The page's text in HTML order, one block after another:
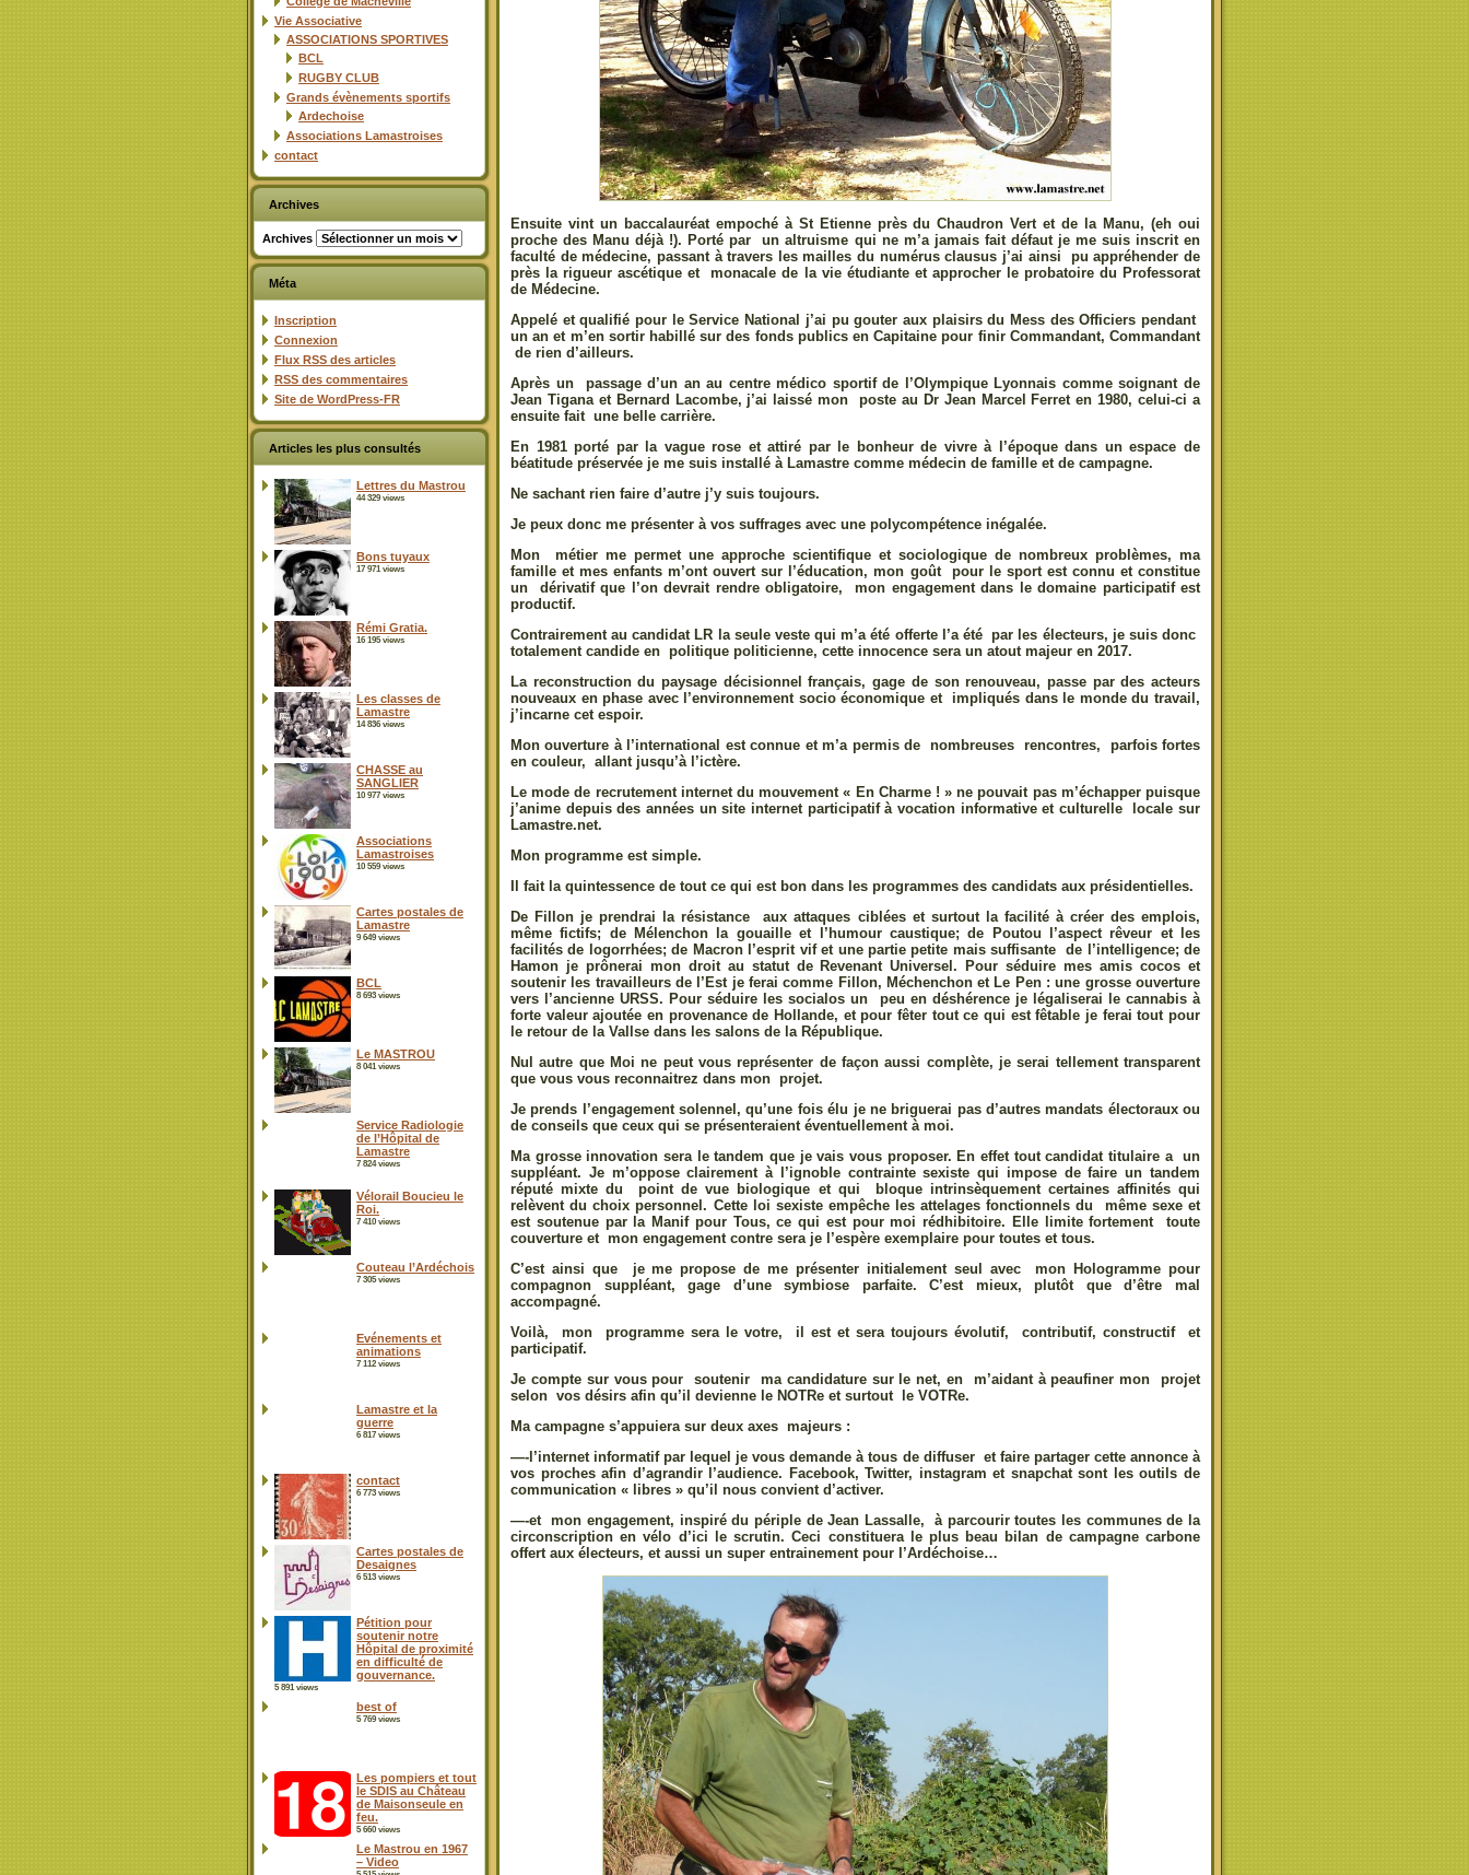
Vie Associative
ASSOCIATIONS SPORTIVES
BCL
RUGBY CLUB
Grands évènements sportifs
Ardechoise
Associations Lamastroises
contact
Archives
Archives
Méta
Inscription
Connexion
Flux RSS des articles
RSS des commentaires
Site de WordPress-FR
Articles les plus consultés
Lettres du Mastrou
44 329 views
Bons tuyaux
17 971 views
Rémi Gratia.
16 195 views
Les classes de
Lamastre
14 836 views
CHASSE au
SANGLIER
10 977 views
Associations
Lamastroises
10 559 views
Cartes postales de
Lamastre
9 649 views
BCL
8 693 views
Le MASTROU
8 041 views
Service Radiologie
de l’Hôpital de
Lamastre
7 824 views
Vélorail Boucieu le
Roi.
7 410 views
Couteau l’Ardéchois
7 305 views
Evénements et
animations
7 112 views
Lamastre et la
guerre
6 817 views
contact
6 773 views
Cartes postales de
Desaignes
6 513 views
Pétition pour
soutenir notre
Hôpital de proximité
en difficulté de
gouvernance.
5 891 views
best of
5 769 views
Les pompiers et tout
le SDIS au Château
de Maisonseule en
feu.
5 660 views
Le Mastrou en 1967
– Video
Ensuite vint un baccalauréat empoché à St Etienne près du Chaudron Vert et de la Manu, (eh oui
proche des Manu déjà !). Porté par un altruisme qui ne m’a jamais fait défaut je me suis inscrit en
faculté de médecine, passant à travers les mailles du numérus clausus j’ai ainsi pu appréhender de
près la rigueur ascétique et monacale de la vie étudiante et approcher le probatoire du Professorat
de Médecine.
Appelé et qualifié pour le Service National j’ai pu gouter aux plaisirs du Mess des Officiers pendant
un an et m’en sortir habillé sur des fonds publics en Capitaine pour finir Commandant, Commandant
de rien d’ailleurs.
Après un passage d’un an au centre médico sportif de l’Olympique Lyonnais comme soignant de
Jean Tigana et Bernard Lacombe, j’ai laissé mon poste au Dr Jean Marcel Ferret en 1980, celui-ci a
ensuite fait une belle carrière.
En 1981 porté par la vague rose et attiré par le bonheur de vivre à l’époque dans un espace de
béatitude préservée je me suis installé à Lamastre comme médecin de famille et de campagne.
Ne sachant rien faire d’autre j’y suis toujours.
Je peux donc me présenter à vos suffrages avec une polycompétence inégalée.
Mon métier me permet une approche scientifique et sociologique de nombreux problèmes, ma
famille et mes enfants m’ont ouvert sur l’éducation, mon goût pour le sport est connu et constitue
un dérivatif que l’on devrait rendre obligatoire, mon engagement dans le domaine participatif est
productif.
Contrairement au candidat LR la seule veste qui m’a été offerte l’a été par les électeurs, je suis donc
totalement candide en politique politicienne, cette innocence sera un atout majeur en 2017.
La reconstruction du paysage décisionnel français, gage de son renouveau, passe par des acteurs
nouveaux en phase avec l’environnement socio économique et impliqués dans le monde du travail,
j’incarne cet espoir.
Mon ouverture à l’international est connue et m’a permis de nombreuses rencontres, parfois fortes
en couleur, allant jusqu’à l’ictère.
Le mode de recrutement internet du mouvement « En Charme ! » ne pouvait pas m’échapper puisque
j’anime depuis des années un site internet participatif à vocation informative et culturelle locale sur
Lamastre.net.
Mon programme est simple.
Il fait la quintessence de tout ce qui est bon dans les programmes des candidats aux présidentielles.
De Fillon je prendrai la résistance aux attaques ciblées et surtout la facilité à créer des emplois,
même fictifs; de Mélenchon la gouaille et l’humour caustique; de Poutou l’aspect rêveur et les
facilités de logorrhées; de Macron l’esprit vif et une partie petite mais suffisante de l’intelligence; de
Hamon je prônerai mon droit au statut de Revenant Universel. Pour séduire mes amis cocos et
soutenir les travailleurs de l’Est je ferai comme Fillon, Méchenchon et Le Pen : une grosse ouverture
vers l’ancienne URSS. Pour séduire les socialos un peu en déshérence je légaliserai le cannabis à
forte valeur ajoutée en provenance de Hollande, et pour fêter tout ce qui est fêtable je ferai tout pour
le retour de la Vallse dans les salons de la République.
Nul autre que Moi ne peut vous représenter de façon aussi complète, je serai tellement transparent
que vous vous reconnaitrez dans mon projet.
Je prends l’engagement solennel, qu’une fois élu je ne briguerai pas d’autres mandats électoraux ou
de conseils que ceux qui se présenteraient éventuellement à moi.
Ma grosse innovation sera le tandem que je vais vous proposer. En effet tout candidat titulaire a un
suppléant. Je m’oppose clairement à l’ignoble contrainte sexiste qui impose de faire un tandem
réputé mixte du point de vue biologique et qui bloque intrinsèquement certaines affinités qui
relèvent du choix personnel. Cette loi sexiste empêche les attelages fonctionnels du même sexe et
est soutenue par la Manif pour Tous, ce qui est pour moi rédhibitoire. Elle limite fortement toute
couverture et mon engagement contre sera je l’espère exemplaire pour toutes et tous.
C’est ainsi que je me propose de me présenter initialement seul avec mon Hologramme pour
compagnon suppléant, gage d’une symbiose parfaite. C’est mieux, plutôt que d’être mal
accompagné.
Voilà, mon programme sera le votre, il est et sera toujours évolutif, contributif, constructif et
participatif.
Je compte sur vous pour soutenir ma candidature sur le net, en m’aidant à peaufiner mon projet
selon vos désirs afin qu’il devienne le NOTRe et surtout le VOTRe.
Ma campagne s’appuiera sur deux axes majeurs :
—-l’internet informatif par lequel je vous demande à tous de diffuser et faire partager cette annonce à
vos proches afin d’agrandir l’audience. Facebook, Twitter, instagram et snapchat sont les outils de
communication « libres » qu’il nous convient d’activer.
—-et mon engagement, inspiré du périple de Jean Lassalle, à parcourir toutes les communes de la
circonscription en vélo d’ici le scrutin. Ceci constituera le plus beau bilan de campagne carbone
offert aux électeurs, et aussi un super entrainement pour l’Ardéchoise…